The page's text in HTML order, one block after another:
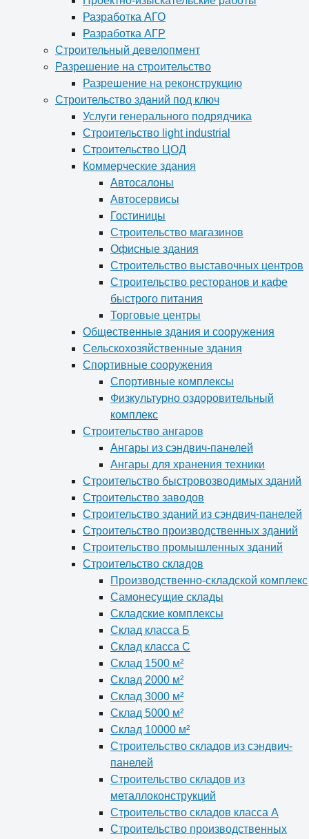
Разработка АГО
Разработка АГР
Строительный девелопмент
Разрешение на строительство
Разрешение на реконструкцию
Строительство зданий под ключ
Услуги генерального подрядчика
Строительство light industrial
Строительство ЦОД
Коммерческие здания
Автосалоны
Автосервисы
Гостиницы
Строительство магазинов
Офисные здания
Строительство выставочных центров
Строительство ресторанов и кафе
быстрого питания
Торговые центры
Общественные здания и сооружения
Сельскохозяйственные здания
Спортивные сооружения
Спортивные комплексы
Физкультурно оздоровительный
комплекс
Строительство ангаров
Ангары из сэндвич-панелей
Ангары для хранения техники
Строительство быстровозводимых зданий
Строительство заводов
Строительство зданий из сэндвич-панелей
Строительство производственных зданий
Строительство промышленных зданий
Строительство складов
Производственно-складской комплекс
Самонесущие склады
Складские комплексы
Склад класса Б
Склад класса С
Склад 1500 м²
Склад 2000 м²
Склад 3000 м²
Склад 5000 м²
Склад 10000 м²
Строительство складов из сэндвич-
панелей
Строительство складов из
металлоконструкций
Строительство складов класса А
Строительство производственных